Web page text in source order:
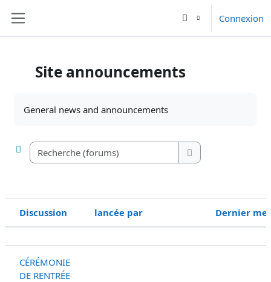
Connexion
Site announcements
General news and announcements
Recherche (forums)
Recherche (forums)
Statut
Discussion lancée par Dernier
CÉRÉMONIE
DE RENTRÉE